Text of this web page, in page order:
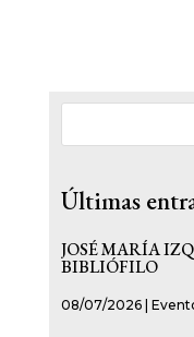
Últimas
JOSÉ MARÍA
BIBLIÓFILO
08/07/2026|